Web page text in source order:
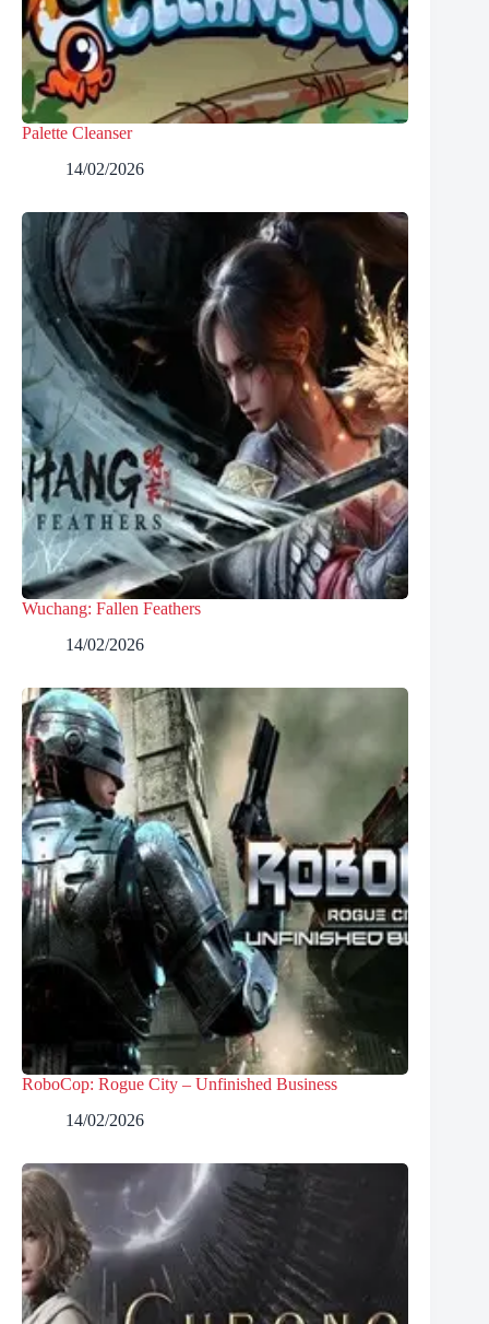
Palette Cleanser
14/02/2026
Wuchang: Fallen Feathers
14/02/2026
RoboCop: Rogue City – Unfinished Business
14/02/2026